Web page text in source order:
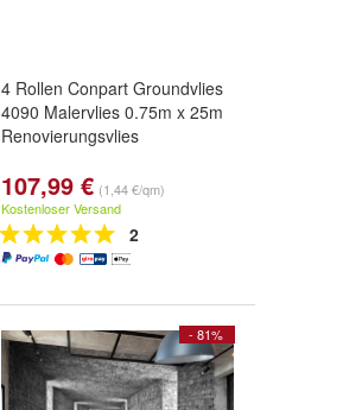
4 Rollen Conpart Groundvlies
4090 Malervlies 0.75m x 25m
Renovierungsvlies
107,99 € (1,44 €/qm)
Kostenloser Versand
2
- 81%